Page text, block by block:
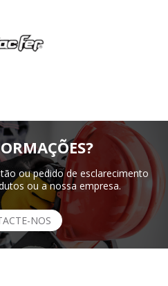
ou pedido de esclarecimento
ou a nossa empresa.
NOS